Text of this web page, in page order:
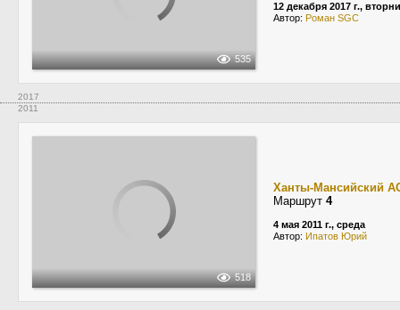
535
12 декабря 2017 г.,
Автор: Роман SGC
2017
2011
518
Ханты-Мансийский
Маршрут 4
4 мая 2011 г., среда
Автор: Ипатов Юрий